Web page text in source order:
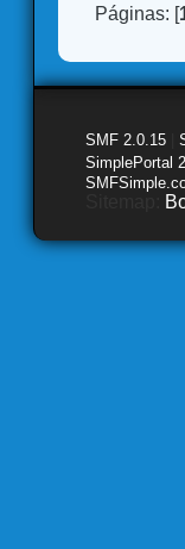
Páginas: [
SMF 2.0.15
SimplePortal